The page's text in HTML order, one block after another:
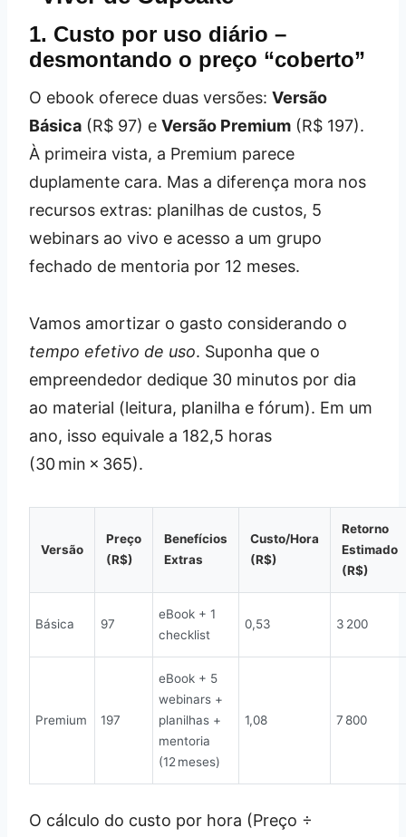
1. Custo por uso diário –
desmontando o preço “coberto”
O ebook oferece duas versões: Versão
Básica (R$ 97) e Versão Premium (R$ 197).
À primeira vista, a Premium parece
duplamente cara. Mas a diferença mora nos
recursos extras: planilhas de custos, 5
webinars ao vivo e acesso a um grupo
fechado de mentoria por 12 meses.
Vamos amortizar o gasto considerando o
tempo efetivo de uso. Suponha que o
empreendedor dedique 30 minutos por dia
ao material (leitura, planilha e fórum). Em um
ano, isso equivale a 182,5 horas
(30 min × 365).
Versão
Preço
(R$)
Benefícios
Extras
Custo/Hora
(R$)
Retorno
Estimado
(R$)
Básica 97
eBook + 1
checklist
0,53 3 200
Premium 197
eBook + 5
webinars +
planilhas +
mentoria
(12 meses)
1,08 7 800
O cálculo do custo por hora (Preço ÷